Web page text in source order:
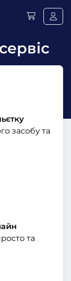
засобу та
та